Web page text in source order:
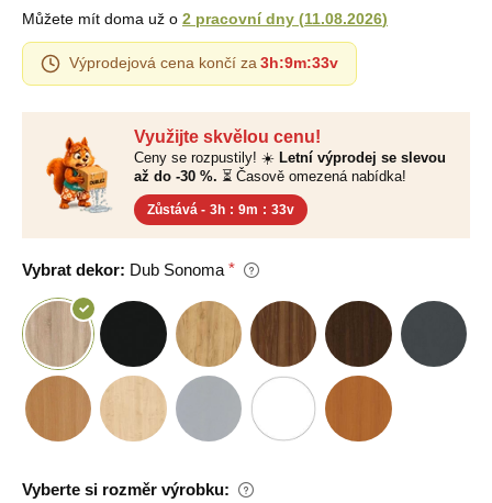
Využijte skvělou cenu!
Ceny se rozpustily! ☀️ Letní výprodej se slevou
až do -30 %. ⏳ Časově omezená nabídka!
Zůstává - 3h : 9m : 32v
Vybrat dekor: Dub Sonoma
Vyberte si rozměr výrobku:
Můžete mít doma už o 2 pracovní dny (11.08.2026)
Výprodejová cena končí za 3h:9m:32v